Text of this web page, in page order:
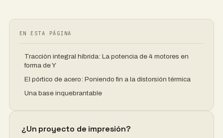
EN ESTA PÁGINA
Tracción integral híbrida: La potencia de 4 motores en
forma de Y
El pórtico de acero: Poniendo fin a la distorsión térmica
Una base inquebrantable
¿Un proyecto de impresión?